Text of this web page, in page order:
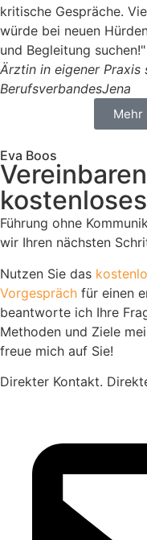
kritische Gespräche.
würde bei neuen
und Begleitung suchen!"
Ärztin in eigener
BerufsverbandesJena
Mehr
Eva Boos
Führung ohne
wir Ihren nächsten
Nutzen Sie das
Vorgespräch für einen
beantworte ich Ihre
Methoden und Ziele
freue mich auf Sie!
Direkter Kontakt.